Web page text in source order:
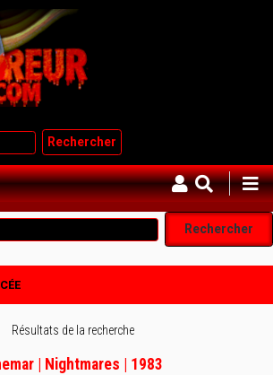
Résultats de la recherche
| Nightmares | 1983